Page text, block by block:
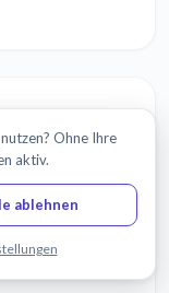
made
a breeze
Sie mit uns
Ohne Ihre
aktiv.
ablehnen